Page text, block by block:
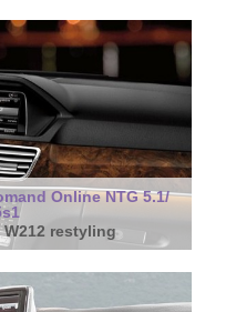
Online NTG 5.1/
restyling